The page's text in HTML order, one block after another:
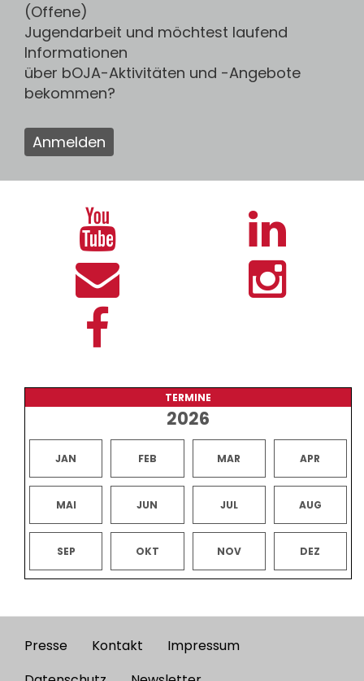
(Offene)
Jugendarbeit und möchtest laufend
Informationen
über bOJA-Aktivitäten und -Angebote
bekommen?
Anmelden
TERMINE
2026
JAN FEB MAR APR
MAI JUN JUL AUG
SEP OKT NOV DEZ
Footer
Presse Kontakt
Impressum